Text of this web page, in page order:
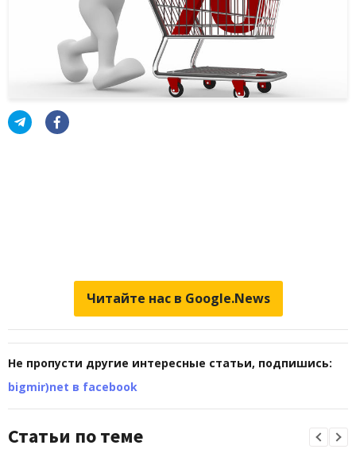
Читайте нас в Google.News
Не пропусти другие интересные статьи, подпишись:
bigmir)net в facebook
Статьи по теме